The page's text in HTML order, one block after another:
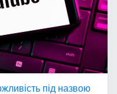
під назвою